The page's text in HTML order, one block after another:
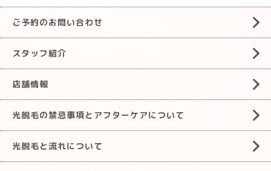
ご予約のお問い合わせ
スタッフ紹介
店舗情報
光脱毛の禁忌事項とアフターケアについて
光脱毛と流れについて